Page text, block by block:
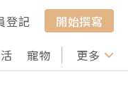
登記
開始撰寫
寵物 行山 打卡
更多